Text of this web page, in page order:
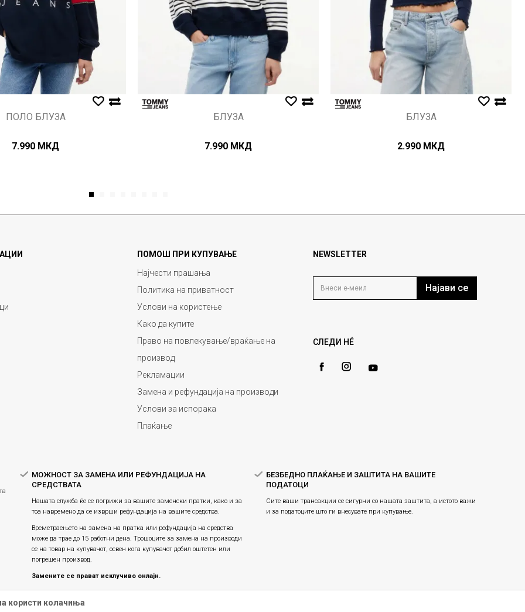
ПОЛО БЛУЗА
7.990 МКД
БЛУЗА
7.990 МКД
БЛУЗА
2.990 МКД
1
ПОМОШ ПРИ КУПУВАЊЕ
Најчести прашања
Политика на приватност
Услови на користење
Како да купите
Право на повлекување/враќање на
производ
Рекламации
Замена и рефундација на производи
Услови за испорака
Плаќање
NEWSLETTER
Најави се
СЛЕДИ НÉ
МОЖНОСТ ЗА ЗАМЕНА ИЛИ РЕФУНДАЦИЈА НА
СРЕДСТВАТА
Нашата служба ќе се погрижи за вашите заменски пратки, како и за
тоа навремено да се изврши рефундација на вашите средства.
Времетраењето на замена на пратка или рефундацијa на средства
може да трае до 15 работни дена. Трошоците за замена на производи
се на товар на купувачот, освен кога купувачот добил оштетен или
погрешен производ.
Замените се прават исклучиво онлајн.
Праксата на замена на производите продолжува, истите се
заменуваат единствено онлајн и не е можна физичка замена во
БЕЗБЕДНО ПЛАЌАЊЕ И ЗАШТИТА НА ВАШИТЕ
ПОДАТОЦИ
Сите ваши трансакции се сигурни со нашата заштита, а истото важи
и за податоците што ги внесувате при купување.
користи колачиња